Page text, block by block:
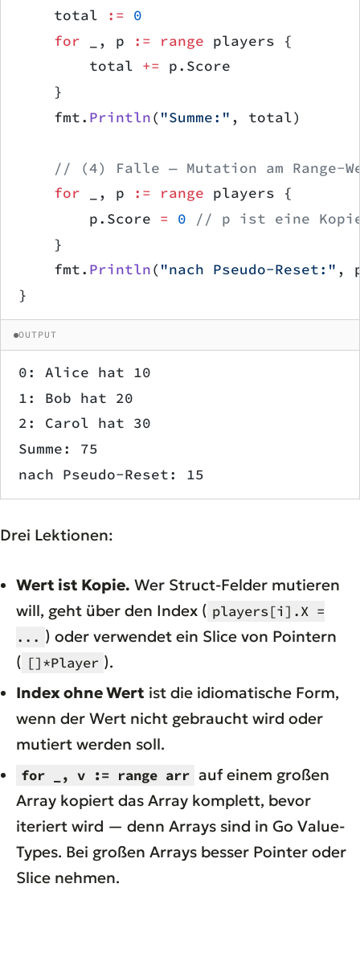
    total
:= 0
    for
_, p := range players {
        total
+= p.Score
    }
    fmt.
Println( "Summe:" , total)
// (4) Falle — Mutation am Range-
    for
_, p := range players {
        p.Score
= 0 // p ist eine
    }
    fmt.
Println( "nach Pseudo-Reset:" ,
}
OUTPUT
0: Alice hat 10
1: Bob hat 20
2: Carol hat 30
Summe: 75
nach Pseudo-Reset: 15
Drei Lektionen:
Wert ist Kopie. Wer Struct-Felder mutieren
will, geht über den Index ( players[i].X =
... ) oder verwendet ein Slice von Pointern
( []*Player ).
Index ohne Wert ist die idiomatische Form,
wenn der Wert nicht gebraucht wird oder
mutiert werden soll.
for _, v := range arr auf einem großen
Array kopiert das Array komplett, bevor
iteriert wird — denn Arrays sind in Go Value-
Types. Bei großen Arrays besser Pointer oder
Slice nehmen.